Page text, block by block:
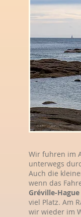
Wir fuhren im
unterwegs
Auch die
wenn das
Gréville-Hague
viel Platz. Am
wir wieder im